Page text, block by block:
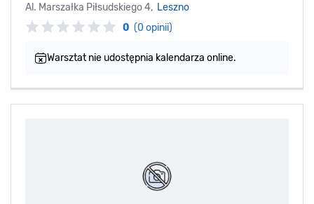
Al. Marszałka Piłsudskiego 4, Leszno
0 (0 opinii)
Warsztat nie udostępnia kalendarza online.